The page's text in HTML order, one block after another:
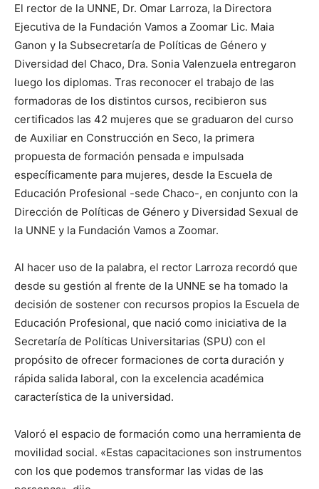
El rector de la UNNE, Dr. Omar Larroza, la Directora
Ejecutiva de la Fundación Vamos a Zoomar Lic. Maia
Ganon y la Subsecretaría de Políticas de Género y
Diversidad del Chaco, Dra. Sonia Valenzuela entregaron
luego los diplomas. Tras reconocer el trabajo de las
formadoras de los distintos cursos, recibieron sus
certificados las 42 mujeres que se graduaron del curso
de Auxiliar en Construcción en Seco, la primera
propuesta de formación pensada e impulsada
específicamente para mujeres, desde la Escuela de
Educación Profesional -sede Chaco-, en conjunto con la
Dirección de Políticas de Género y Diversidad Sexual de
la UNNE y la Fundación Vamos a Zoomar.
Al hacer uso de la palabra, el rector Larroza recordó que
desde su gestión al frente de la UNNE se ha tomado la
decisión de sostener con recursos propios la Escuela de
Educación Profesional, que nació como iniciativa de la
Secretaría de Políticas Universitarias (SPU) con el
propósito de ofrecer formaciones de corta duración y
rápida salida laboral, con la excelencia académica
característica de la universidad.
Valoró el espacio de formación como una herramienta de
movilidad social. «Estas capacitaciones son instrumentos
con los que podemos transformar las vidas de las